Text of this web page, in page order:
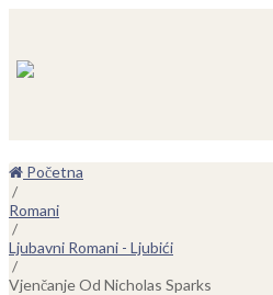
Početna
/
Romani
/
Ljubavni Romani - Ljubići
/
Vjenčanje Od Nicholas Sparks